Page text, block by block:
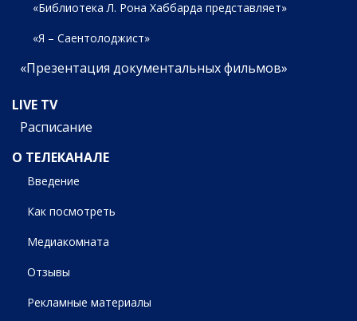
«Библиотека Л. Рона Хаббарда представляет»
«Я – Саентолоджист»
«Презентация документальных фильмов»
LIVE TV
Расписание
О ТЕЛЕКАНАЛЕ
Введение
Как посмотреть
Медиакомната
Отзывы
Рекламные материалы